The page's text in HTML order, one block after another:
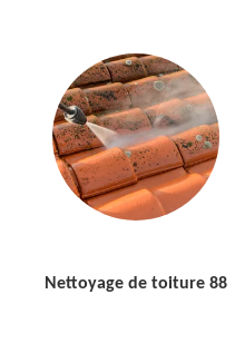
Nettoyage de toiture 88